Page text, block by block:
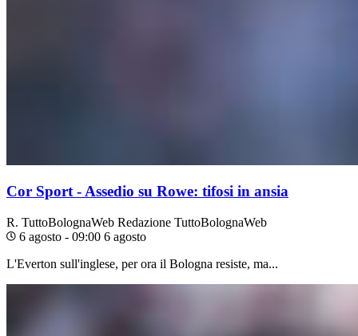
Cor Sport - Assedio su Rowe: tifosi in ansia
R. TuttoBolognaWeb Redazione TuttoBolognaWeb
6 agosto - 09:00 6 agosto
L'Everton sull'inglese, per ora il Bologna resiste, ma...